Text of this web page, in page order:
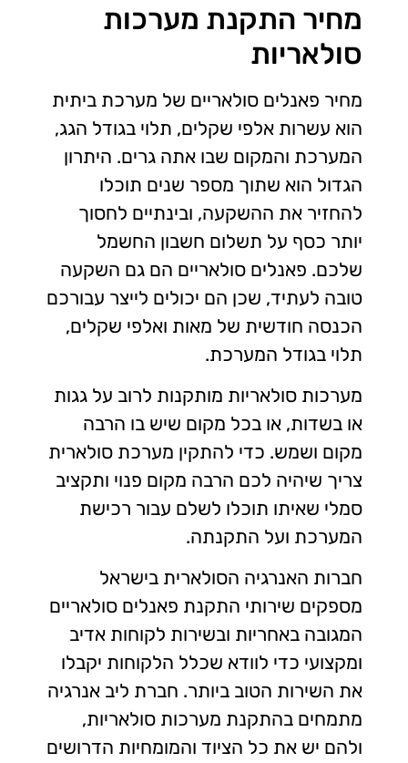
מחיר התקנת מערכות
סולאריות
מחיר פאנלים סולאריים של מערכת ביתית
הוא עשרות אלפי שקלים, תלוי בגודל הגג,
המערכת והמקום שבו אתה גרים. היתרון
הגדול הוא שתוך מספר שנים תוכלו
להחזיר את ההשקעה, ובינתיים לחסוך
יותר כסף על תשלום חשבון החשמל
שלכם. פאנלים סולאריים הם גם השקעה
טובה לעתיד, שכן הם יכולים לייצר עבורכם
הכנסה חודשית של מאות ואלפי שקלים,
תלוי בגודל המערכת.
מערכות סולאריות מותקנות לרוב על גגות
או בשדות, או בכל מקום שיש בו הרבה
מקום ושמש. כדי להתקין מערכת סולארית
צריך שיהיה לכם הרבה מקום פנוי ותקציב
סמלי שאיתו תוכלו לשלם עבור רכישת
המערכת ועל התקנתה.
חברות האנרגיה הסולארית בישראל
מספקים שירותי התקנת פאנלים סולאריים
המגובה באחריות ובשירות לקוחות אדיב
ומקצועי כדי לוודא שכלל הלקוחות יקבלו
את השירות הטוב ביותר. חברת ליב אנרגיה
מתמחים בהתקנת מערכות סולאריות,
ולהם יש את כל הציוד והמומחיות הדרושים